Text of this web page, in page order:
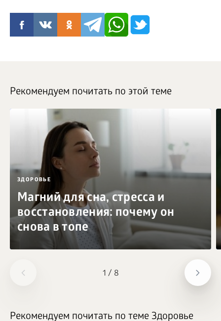
1 / 8
Рекомендуем почитать по этой теме
ЗДОРОВЬЕ
Магний для сна, стресса и
восстановления: почему он
снова в топе
Рекомендуем почитать по теме Здоровье